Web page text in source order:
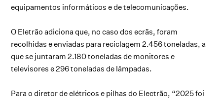
equipamentos informáticos e de telecomunicações.
O Eletrão adiciona que, no caso dos ecrãs, foram
recolhidas e enviadas para reciclagem 2.456 toneladas, a
que se juntaram 2.180 toneladas de monitores e
televisores e 296 toneladas de lâmpadas.
Para o diretor de elétricos e pilhas do Electrão, “2025 foi